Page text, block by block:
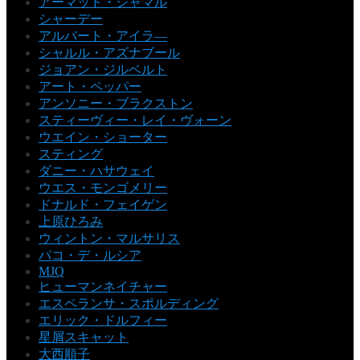
シャーデー
アルバート・アイラ―
シャルル・アズナブール
ジョアン・ジルベルト
アート・ペッパー
アンソニー・ブラクストン
スティーヴィー・レイ・ヴォーン
ウエイン・ショーター
スティング
ダニー・ハサウェイ
ウエス・モンゴメリー
ドナルド・フェイゲン
上原ひろみ
ウィントン・マルサリス
パコ・デ・ルシア
MJQ
ヒューマンネイチャー
エスペランサ・スポルディング
エリック・ドルフィー
星屑スキャット
大西順子